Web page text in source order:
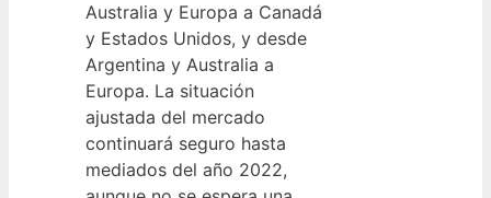
Australia y Europa a Canadá
y Estados Unidos, y desde
Argentina y Australia a
Europa. La situación
ajustada del mercado
continuará seguro hasta
mediados del año 2022,